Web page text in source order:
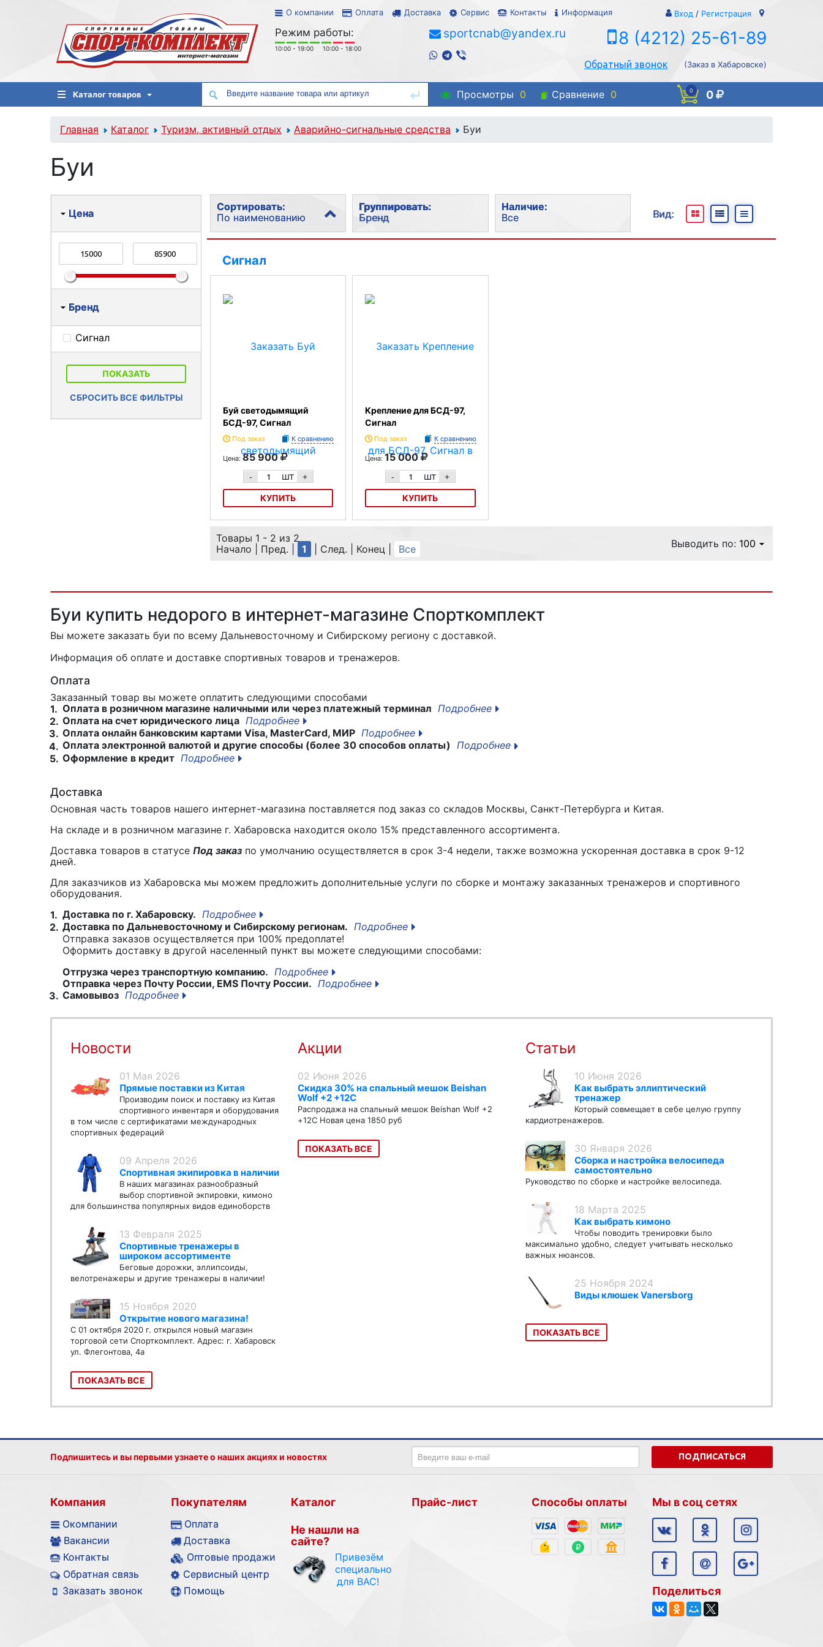
О компании Оплата Доставка Сервис Контакты Информация Вход / Регистрация
Режим работы:
10:00 - 19:00 10:00 - 18:00
sportcnab@yandex.ru 8 (4212) 25-61-89
Обратный звонок (Заказ в Хабаровске)
Каталог товаров Просмотры 0 Сравнение 0 0 0
Главная Каталог Туризм, активный отдых Аварийно-сигнальные средства Буи
Буи
Цена
Бренд
Сигнал
ПОКАЗАТЬ
СБРОСИТЬ ВСЕ ФИЛЬТРЫ
Сортировать:
По наименованию
По
наименованию
По цене
Группировать:
Бренд
Наличие:
Все
Вид:
Сигнал
Буй светодымящий
БСД-97, Сигнал
Под заказ К сравнению
Цена: 85 900
- шт +
КУПИТЬ
Сигнал
Крепление для БСД-97,
Сигнал
Под заказ К сравнению
Цена:15 000
- шт +
КУПИТЬ
Крепление для БСД-97, Сигнал
Товары 1 - 2 из 2
Начало | Пред. |
1 | След. | Конец Все Выводить по: 100
Буи купить недорого в интернет-магазине Спорткомплект
Вы можете заказать буи по всему Дальневосточному и Сибирскому региону с доставкой.
Информация об оплате и доставке спортивных товаров и тренажеров.
Оплата
Заказанный товар вы можете оплатить следующими способами
1. Оплата в розничном магазине наличными или через платежный терминал Подробнее
2. Оплата на счет юридического лица Подробнее
3. Оплата онлайн банковским картами Visa, MasterCard, МИР Подробнее
4. Оплата электронной валютой и другие способы (более 30 способов оплаты) Подробнее
5. Оформление в кредит Подробнее
Доставка
Основная часть товаров нашего интернет-магазина поставляется под заказ со складов Москвы, Санкт-Петербурга и Китая.
На складе и в розничном магазине г. Хабаровска находится около 15% представленного ассортимента.
Доставка товаров в статусе Под заказ по умолчанию осуществляется в срок 3-4 недели, также возможна ускоренная доставка в срок 9-12
дней.
Для заказчиков из Хабаровска мы можем предложить дополнительные услуги по сборке и монтажу заказанных тренажеров и спортивного
оборудования.
1. Доставка по г. Хабаровску. Подробнее
2. Доставка по Дальневосточному и Сибирскому регионам. Подробнее
Отправка заказов осуществляется при 100% предоплате!
Оформить доставку в другой населенный пункт вы можете следующими способами:
Отгрузка через транспортную компанию. Подробнее
Отправка через Почту России, EMS Почту России. Подробнее
3. Самовывоз Подробнее
Новости
01 Мая 2026
Прямые поставки из Китая
Производим поиск и поставку из Китая
спортивного инвентаря и оборудования
в том числе с сертификатами международных
спортивных федераций
09 Апреля 2026
Спортивная экипировка в наличии
В наших магазинах разнообразный
выбор спортивной экпировки, кимоно
для большинства популярных видов единоборств
13 Февраля 2025
Спортивные тренажеры в
широком ассортименте
Беговые дорожки, эллипсоиды,
велотренажеры и другие тренажеры в наличии!
15 Ноября 2020
Открытие нового магазина!
С 01 октября 2020 г. открылся новый магазин
торговой сети Спорткомплект. Адрес: г. Хабаровск
ул. Флегонтова, 4а
ПОКАЗАТЬ ВСЕ
Акции
02 Июня 2026
Скидка 30% на спальный мешок Beishan
Wolf +2 +12C
Распродажа на спальный мешок Beishan Wolf +2
+12C Новая цена 1850 руб
ПОКАЗАТЬ ВСЕ
Статьи
10 Июня 2026
Как выбрать эллиптический
тренажер
Который совмещает в себе целую группу
кардиотренажеров.
30 Января 2026
Сборка и настройка велосипеда
самостоятельно
Руководство по сборке и настройке велосипеда.
18 Марта 2025
Как выбрать кимоно
Чтобы поводить тренировки было
максимально удобно, следует учитывать несколько
важных нюансов.
25 Ноября 2024
Виды клюшек Vanersborg
ПОКАЗАТЬ ВСЕ
Подпишитесь и вы первыми узнаете о наших акциях и новостях ПОДПИСАТЬСЯ
Компания
Окомпании
Вакансии
Контакты
Обратная связь
Заказать звонок
Покупателям
Оплата
Доставка
Оптовые продажи
Сервисный центр
Помощь
Каталог
Не нашли на
сайте?
Привезём
специально
для ВАС!
Прайс-лист Способы оплаты Мы в соц сетях
Поделиться